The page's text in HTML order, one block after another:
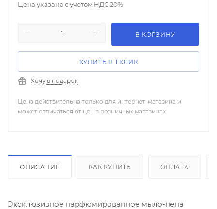
Цена указана с учетом НДС 20%
В КОРЗИНУ
КУПИТЬ В 1 КЛИК
Хочу в подарок
Цена действительна только для интернет-магазина и
может отличаться от цен в розничных магазинах
ОПИСАНИЕ КАК КУПИТЬ ОПЛАТА
Эксклюзивное парфюмированное мыло-пена